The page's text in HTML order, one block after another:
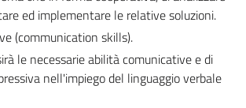
ed implementare le relative soluzioni.
(communication skills).
le necessarie abilità comunicative e di
nell'impiego del linguaggio verbale